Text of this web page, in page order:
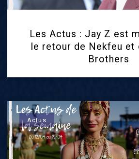
Les Actus : Jay Z est
le retour de Nekfeu et
Brothers
Actus